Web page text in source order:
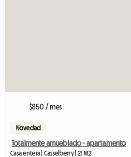
$850 / mes
Novedad
Totalmente amueblado - apartamento
Casa entera | Casselberry | 21 M2